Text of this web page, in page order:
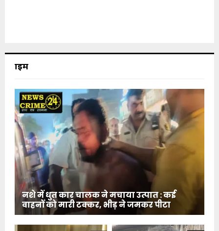
क्राइम
नशे में धुत कार चालक ने मचाया उत्पात : कई
वाहनों को मारी टक्कर, भीड़ ने जमकर पीटा